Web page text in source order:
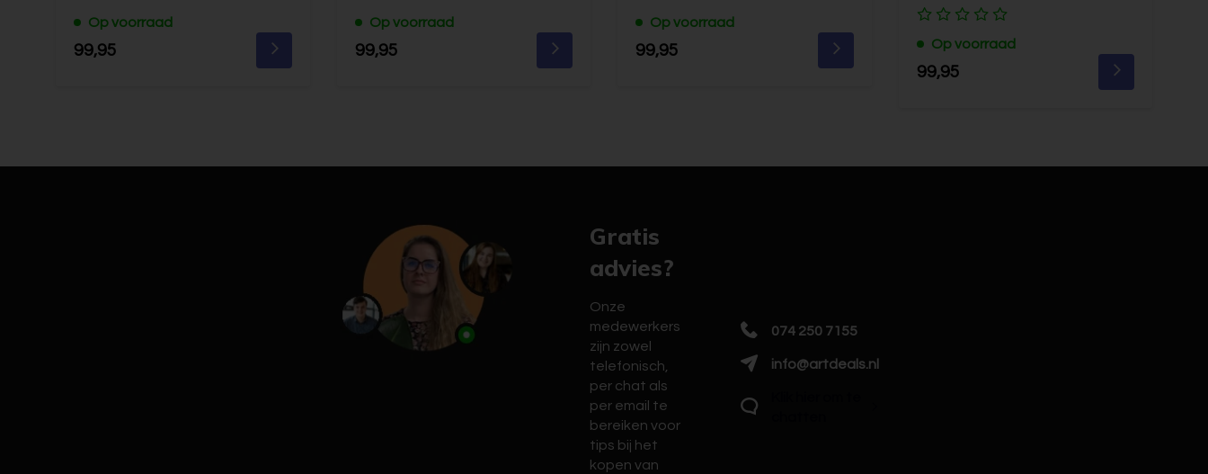
Op voorraad
99,95
Op voorraad
99,95
Op voorraad
99,95 Op voorraad
99,95
Gratis
advies?
Onze
medewerkers
zijn zowel
telefonisch,
per chat als
per email te
bereiken voor
tips bij het
kopen van
074 250 7155
info@artdeals.nl